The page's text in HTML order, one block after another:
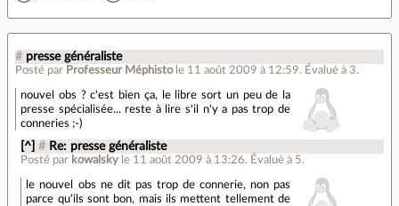
# presse généraliste
Posté par Professeur Méphisto le 11 août 2009 à 12:59. Évalué à 3.
nouvel obs ? c'est bien ça, le libre sort un peu de la
presse spécialisée... reste à lire s'il n'y a pas trop de
conneries ;-)
[^] # Re: presse généraliste
Posté par kowalsky le 11 août 2009 à 13:26. Évalué à 5.
le nouvel obs ne dit pas trop de connerie, non pas
parce qu'ils sont bon, mais ils mettent tellement de